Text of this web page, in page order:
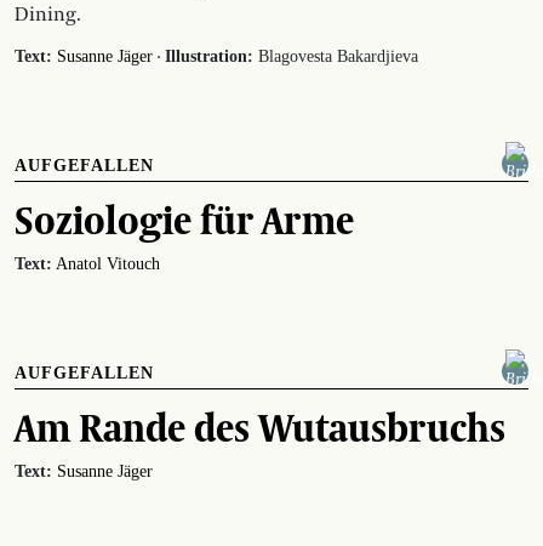
Dining.
Text: Susanne Jäger · Illustration: Blagovesta Bakardjieva
AUFGEFALLEN
Soziologie für Arme
Text: Anatol Vitouch
AUFGEFALLEN
Am Rande des Wutausbruchs
Text: Susanne Jäger